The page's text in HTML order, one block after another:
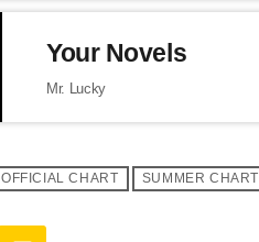
Your Novels
Mr. Lucky
OFFICIAL CHART SUMMER CHART